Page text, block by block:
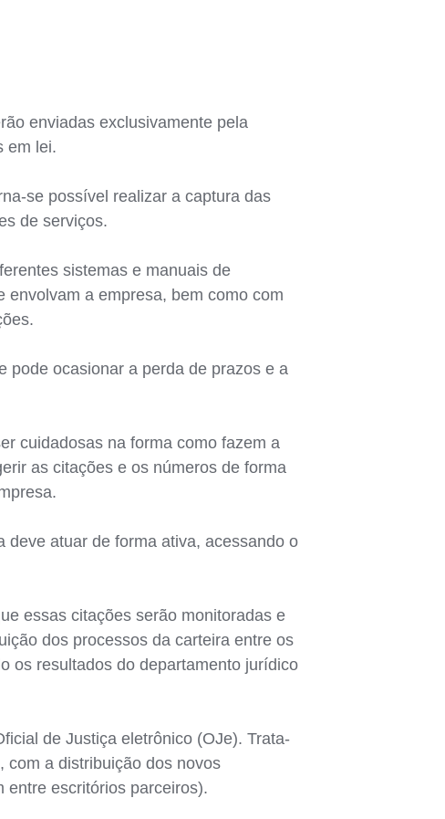
enviadas exclusivamente pela
em lei.
se possível realizar a captura das
de serviços.
sistemas e manuais de
a empresa, bem como com
pode ocasionar a perda de prazos e a
cuidadosas na forma como fazem a
as citações e os números de forma
deve atuar de forma ativa, acessando o
essas citações serão monitoradas e
dos processos da carteira entre os
os resultados do departamento jurídico
de Justiça eletrônico (OJe). Trata-
com a distribuição dos novos
entre escritórios parceiros).